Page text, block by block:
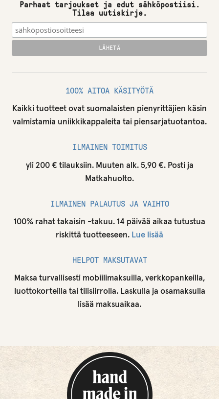
Parhaat tarjoukset ja edut sähköpostiisi.
Tilaa uutiskirje.
100% AITOA KÄSITYÖTÄ
Kaikki tuotteet ovat suomalaisten pienyrittäjien käsin
valmistamia uniikkikappaleita tai piensarjatuotantoa.
ILMAINEN TOIMITUS
yli 200 € tilauksiin. Muuten alk. 5,90 €. Posti ja
Matkahuolto.
ILMAINEN PALAUTUS JA VAIHTO
100% rahat takaisin -takuu. 14 päivää aikaa tutustua
riskittä tuotteeseen. Lue lisää
HELPOT MAKSUTAVAT
Maksa turvallisesti mobiilimaksuilla, verkkopankeilla,
luottokorteilla tai tilisiirrolla. Laskulla ja osamaksulla
lisää maksuaikaa.